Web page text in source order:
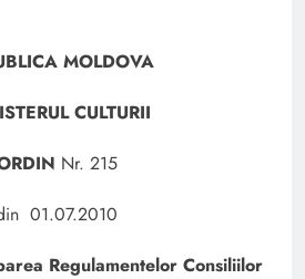
MOLDOVA
CULTURII
Nr. 215
01.07.2010
Regulamentelor Consiliilor